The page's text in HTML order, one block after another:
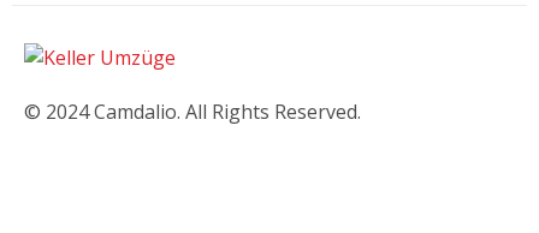
© 2024 Camdalio. All Rights Reserved.